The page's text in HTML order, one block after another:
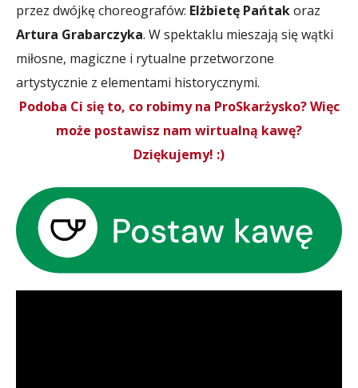
przez dwójkę choreografów: Elżbietę Pańtakoraz
Artura Grabarczyka. W spektaklu mieszają się wątki
miłosne, magiczne i rytualne przetworzone
artystycznie z elementami historycznymi.
Podoba Ci się to, co robimy na ProSkarżysko? Więc
może postawisz nam wirtualną kawę?
Dziękujemy! :)